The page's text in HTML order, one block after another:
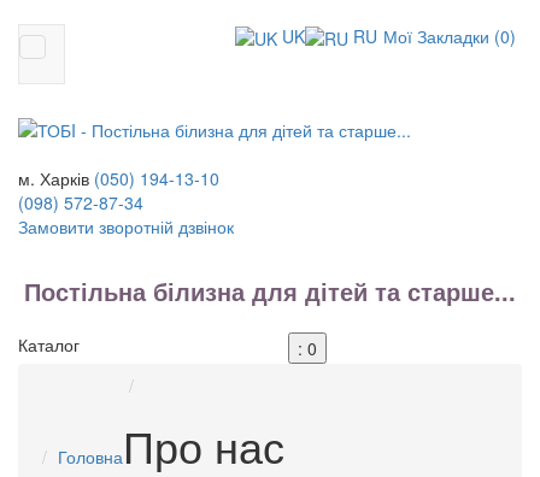
RU
UK Мої Закладки (0)
м. Харків (050) 194-13-10
(098) 572-87-34
Замовити зворотній дзвінок
Постільна білизна для дітей та старше...
Каталог : 0
ГоловнаПро нас